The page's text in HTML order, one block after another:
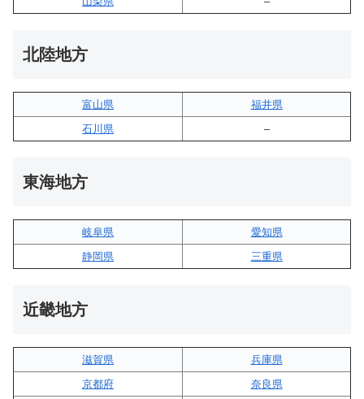
北陸地方
富山県
福井県
石川県
–
東海地方
岐阜県
愛知県
静岡県
三重県
近畿地方
滋賀県
兵庫県
京都府
奈良県